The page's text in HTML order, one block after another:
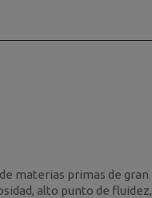
materias primas de gran
alto punto de fluidez,